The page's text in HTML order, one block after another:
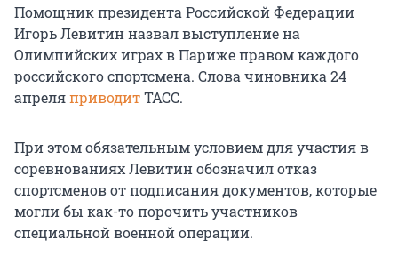
Помощник президента Российской Федерации
Игорь Левитин назвал выступление на
Олимпийских играх в Париже правом каждого
российского спортсмена. Слова чиновника 24
апреляприводитТАСС.
При этом обязательным условием для участия в
соревнованиях Левитин обозначил отказ
спортсменов от подписания документов, которые
могли бы как-то порочить участников
специальной военной операции.